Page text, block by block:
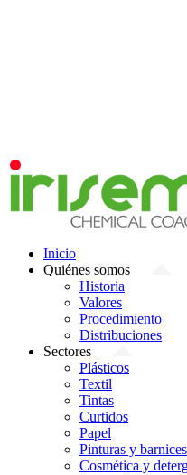
Inicio
Quiénes somos
Historia
Valores
Procedimiento
Distribuciones
Sectores
Plásticos
Textil
Tintas
Curtidos
Papel
Pinturas y barnices
Cosmética y